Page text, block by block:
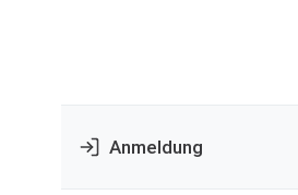
Anmeldung